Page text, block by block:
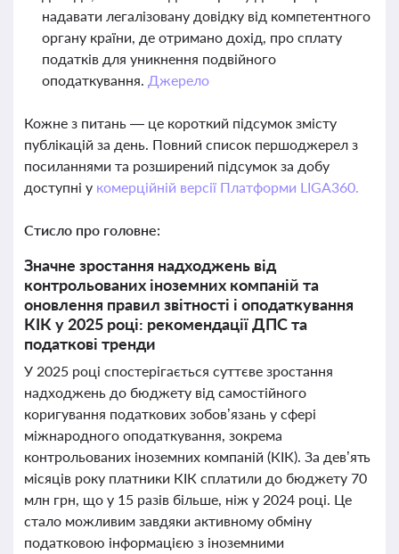
надавати легалізовану довідку від компетентного
органу країни, де отримано дохід, про сплату
податків для уникнення подвійного
оподаткування. Джерело
Кожне з питань — це короткий підсумок змісту
публікацій за день. Повний список першоджерел з
посиланнями та розширений підсумок за добу
доступні у комерційній версії Платформи LIGA360.
Стисло про головне:
Значне зростання надходжень від
контрольованих іноземних компаній та
оновлення правил звітності і оподаткування
КІК у 2025 році: рекомендації ДПС та
податкові тренди
У 2025 році спостерігається суттєве зростання
надходжень до бюджету від самостійного
коригування податкових зобов’язань у сфері
міжнародного оподаткування, зокрема
контрольованих іноземних компаній (КІК). За дев’ять
місяців року платники КІК сплатили до бюджету 70
млн грн, що у 15 разів більше, ніж у 2024 році. Це
стало можливим завдяки активному обміну
податковою інформацією з іноземними